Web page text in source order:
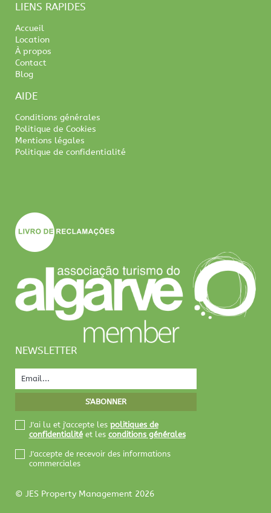
LIENS RAPIDES
Accueil
Location
À propos
Contact
Blog
AIDE
Conditions générales
Politique de Cookies
Mentions légales
Politique de confidentialité
NEWSLETTER
J'ai lu et j'accepte les politiques de
confidentialitéet les conditions générales
J'accepte de recevoir des informations
commerciales
© JES Property Management 2026